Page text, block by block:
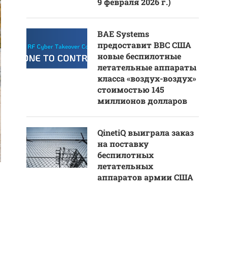
BAE Systems
предоставит ВВС США
новые беспилотные
летательные аппараты
класса «воздух-воздух»
стоимостью 145
миллионов долларов
QinetiQ выиграла заказ
на поставку
беспилотных
летательных
аппаратов армии США